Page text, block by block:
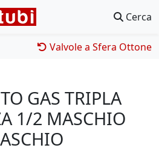
Cerca
Valvole a Sfera Ottone
GAS TRIPLA
1/2 MASCHIO